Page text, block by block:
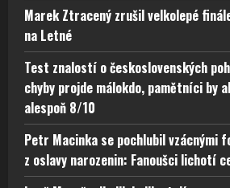
Marek Ztracený zrušil velkolepé
na Letné
Test znalostí o československých
chyby projde málokdo, pamětníci by
alespoň 8/10
Petr Macinka se pochlubil vzácnými
z oslavy narozenin: Fanoušci lichotí